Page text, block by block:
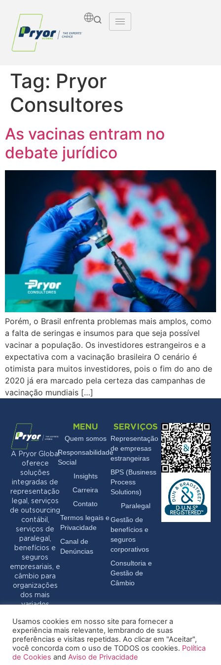
Tag: Pryor
Consultores
As vacinas entram no
debate jurídico
Porém, o Brasil enfrenta problemas mais amplos, como
a falta de seringas e insumos para que seja possível
vacinar a população. Os investidores estrangeiros e a
expectativa com a vacinação brasileira O cenário é
otimista para muitos investidores, pois o fim do ano de
2020 já era marcado pela certeza das campanhas de
vacinação mundiais […]
A Pryor Global
oferece
soluções
integradas de
representação
legal, serviços
de outsourcing
contábil,
serviços de
paralegal,
benefícios e
seguros
empresariais, e
câmbio para
organizações
dos mais
variados
MENU
Quem somos
Responsabilidade
Social
Insights
Carreira
Contato
Termos legais e
Privacidade
Canal de
Denúncias
SERVIÇOS
Representação
de empresas
estrangeiras
BPS (Business
Process
Solutions)
Paralegal
Gestão de
benefícios e
seguros
corporativos
Consultoria e
Gestão de
Câmbio
Usamos cookies em nosso site para fornecer a
experiência mais relevante, lembrando de suas
preferências e visitas repetidas. Ao clicar em "Aceitar",
você concorda com o uso de TODOS os cookies. Política
de Cookies and Aviso de Privacidade